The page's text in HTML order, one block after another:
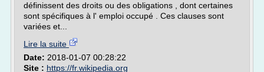
définissent des droits ou des obligations , dont certaines
sont spécifiques à l' emploi occupé . Ces clauses sont
variées et...
Lire la suite
Date: 2018-01-07 00:28:22
Site : https://fr.wikipedia.org